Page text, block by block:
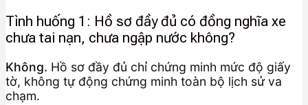
Tình huống 1: Hồ sơ đầy đủ có đồng nghĩa xe
chưa tai nạn, chưa ngập nước không?
Không. Hồ sơ đầy đủ chỉ chứng minh mức độ giấy
tờ, không tự động chứng minh toàn bộ lịch sử va
chạm.